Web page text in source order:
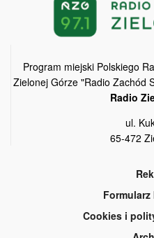
Program miejski Polskiego
Zielonej Górze "Radio Zachód
Radio
ul.
65-472
Cookies i